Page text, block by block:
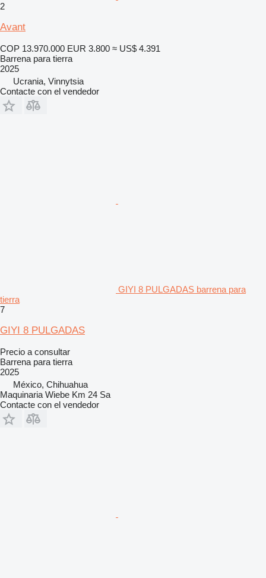
2
Avant
COP 13.970.000 EUR 3.800 ≈ US$ 4.391
Barrena para tierra
2025
Ucrania, Vinnytsia
Contacte con el vendedor
GIYI 8 PULGADAS barrena para
tierra
7
GIYI 8 PULGADAS
Precio a consultar
Barrena para tierra
2025
México, Chihuahua
Maquinaria Wiebe Km 24 Sa
Contacte con el vendedor